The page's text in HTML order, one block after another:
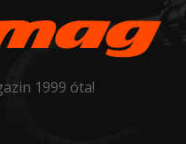
1999 óta!